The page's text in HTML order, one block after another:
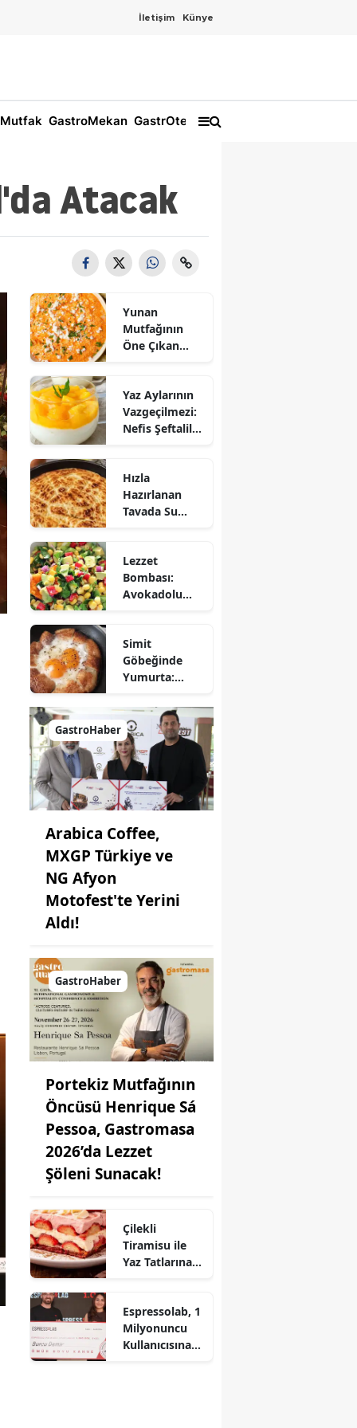
İletişim Künye
GastroMekan GastrOtel
Atacak
Yunan
Mutfağının
Öne Çıkan
Nasıl Yapılır?
Yaz Aylarının
Vazgeçilmezi:
Nefis Şeftalili
Hızla
Hazırlanan
Tavada Su
Sofralarınıza
Lezzet Katın!
Lezzet
Bombası:
Avokadolu
Simit
Göbeğinde
Yumurta:
Farklı Bir
Kahvaltı
Seçeneği
GastroHaber
Arabica Coffee,
MXGP Türkiye ve
NG Afyon
Motofest'te Yerini
Aldı!
GastroHaber
Portekiz Mutfağının
Öncüsü Henrique Sá
Pessoa, Gastromasa
2026’da Lezzet
Şöleni Sunacak!
Çilekli
Tiramisu ile
Yaz Tatlarına
Espressolab, 1
Milyonuncu
Kullanıcısına